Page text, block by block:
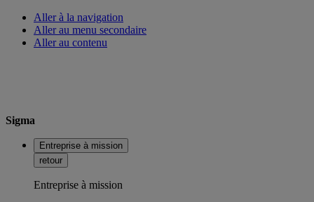
Aller à la navigation
Aller au menu secondaire
Aller au contenu
Sigma
Entreprise à mission
retour
Entreprise à mission